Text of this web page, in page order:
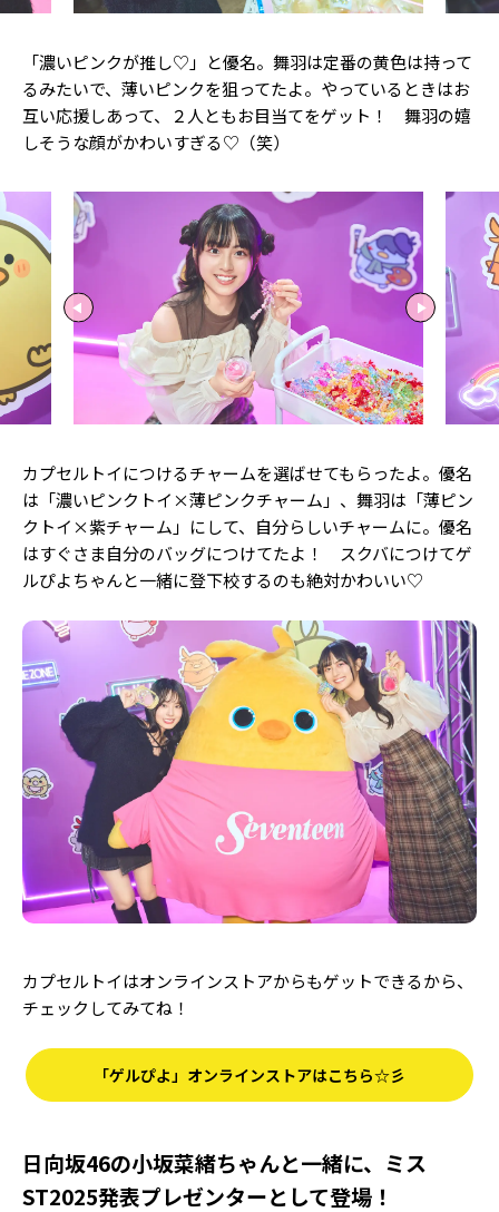
「濃いピンクが推し♡」と優名。舞羽は定番の黄色は持って
るみたいで、薄いピンクを狙ってたよ。やっているときはお
互い応援しあって、２人ともお目当てをゲット！ 舞羽の嬉
しそうな顔がかわいすぎる♡（笑）
カプセルトイにつけるチャームを選ばせてもらったよ。優名
は「濃いピンクトイ×薄ピンクチャーム」、舞羽は「薄ピン
クトイ×紫チャーム」にして、自分らしいチャームに。優名
はすぐさま自分のバッグにつけてたよ！ スクバにつけてゲ
ルぴよちゃんと一緒に登下校するのも絶対かわいい♡
カプセルトイはオンラインストアからもゲットできるから、
チェックしてみてね！
「ゲルぴよ」オンラインストアはこちら☆彡
日向坂46の小坂菜緒ちゃんと一緒に、ミス
ST2025発表プレゼンターとして登場！